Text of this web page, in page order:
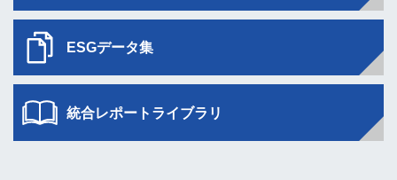
ESGデータ集
統合レポート ライブラリ